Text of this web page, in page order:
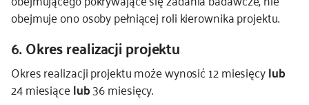
obejmuje ono osoby pełniącej roli kierownika projektu.
6. Okres realizacji projektu
Okres realizacji projektu może wynosić 12 miesięcylub
24 miesiącelub36 miesięcy.